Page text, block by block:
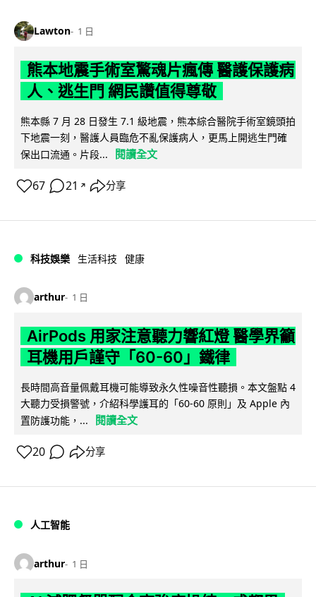
Lawton 1 日
熊本地震手術室驚魂片瘋傳 醫護保護病
人、逃生門 網民讚值得尊敬
熊本縣 7 月 28 日發生 7.1 級地震，熊本綜合醫院手術室鏡頭拍
下地震一刻，醫護人員臨危不亂保護病人，更馬上開逃生門確
保出口流通。片段...
閱讀全文
67 21 ↗ 分享
科技娛樂 生活科技 健康
arthur 1 日
AirPods 用家注意聽力響紅燈 醫學界籲
耳機用戶謹守「60-60」鐵律
長時間高音量佩戴耳機可能導致永久性噪音性聽損。本文盤點 4
大聽力受損警號，介紹科學護耳的「60-60 原則」及 Apple 內
置防護功能，...
閱讀全文
20 分享
人工智能
arthur 1 日